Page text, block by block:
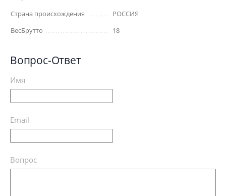
Страна происхождения
РОССИЯ
ВесБрутто
18
Вопрос-Ответ
Имя
Email
Вопрос